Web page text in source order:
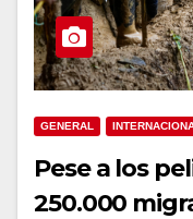
GENERAL
Pese a los
250.000